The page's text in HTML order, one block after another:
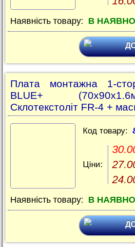
Наявність товару: В
Плата монтажна 1-
BLUE+
Склотекстоліт FR-4 +
Код товару:
Ціни:
Наявність товару: В